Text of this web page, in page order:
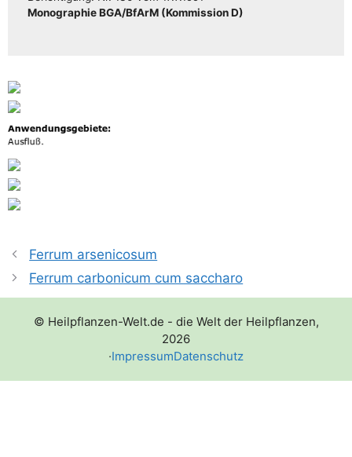
Mono­gra­phie BGA/​​BfArM (Kom­mis­si­on D)
Ferrum arsenicosum
Ferrum carbonicum cum saccharo
© Heilpflanzen-Welt.de - die Welt der Heilpflanzen,
2026
·ImpressumDatenschutz